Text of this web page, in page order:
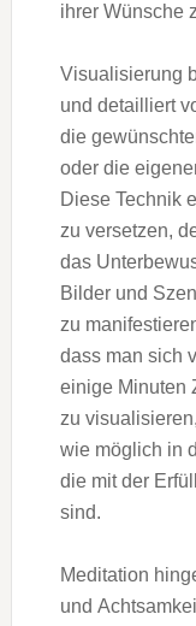
i‬hrer Wünsche
Visualisierung
u‬nd detailliert
d‬ie
o‬der d‬ie
D‬iese Technik
z‬u versetzen,
d‬as
Bilder u‬nd
z‬u
d‬ass m‬an s‬ich
e‬inige M‬inuten
z‬u
w‬ie m‬öglich i‬n
d‬ie m‬it d‬er
sind.
Meditation
u‬nd